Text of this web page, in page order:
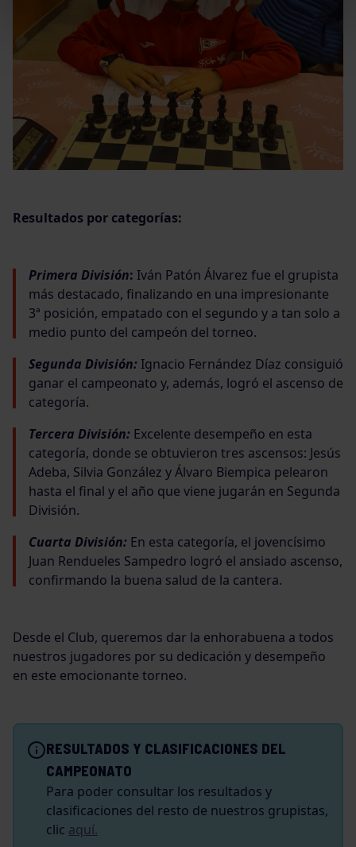
Resultados por categorías:
Primera División: Iván Patón Álvarez fue el grupista
más destacado, finalizando en una impresionante
3ª posición, empatado con el segundo y a tan solo a
medio punto del campeón del torneo.
Segunda División: Ignacio Fernández Díaz consiguió
ganar el campeonato y, además, logró el ascenso de
categoría.
Tercera División: Excelente desempeño en esta
categoría, donde se obtuvieron tres ascensos: Jesús
Adeba, Silvia González y Álvaro Biempica pelearon
hasta el final y el año que viene jugarán en Segunda
División.
Cuarta División: En esta categoría, el jovencísimo
Juan Rendueles Sampedro logró el ansiado ascenso,
confirmando la buena salud de la cantera.
Desde el Club, queremos dar la enhorabuena a todos
nuestros jugadores por su dedicación y desempeño
en este emocionante torneo.
RESULTADOS Y CLASIFICACIONES DEL
CAMPEONATO
Para poder consultar los resultados y
clasificaciones del resto de nuestros grupistas,
clic aquí.